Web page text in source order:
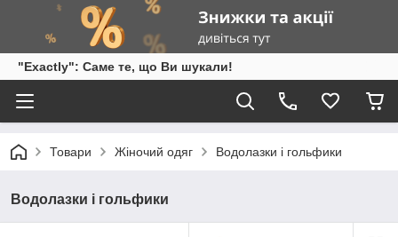
"Exactly": Саме те, що Ви шукали!
Товари Жіночий одяг Водолазки і гольфики
Водолазки і гольфики